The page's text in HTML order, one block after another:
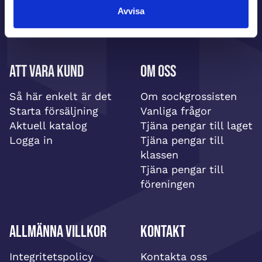
Avvisa
Att vara kund
Så här enkelt är det
Starta försäljning
Aktuell katalog
Logga in
Om oss
Om sockgrossisten
Vanliga frågor
Tjäna pengar till laget
Tjäna pengar till
klassen
Tjäna pengar till
föreningen
Allmänna villkor
Integritetspolicy
Kontakt
Kontakta oss